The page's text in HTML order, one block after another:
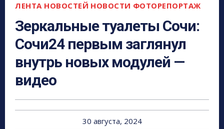
ЛЕНТА НОВОСТЕЙ НОВОСТИ ФОТОРЕПОРТАЖ
Зеркальные туалеты Сочи:
Сочи24 первым заглянул
внутрь новых модулей —
видео
30 августа, 2024